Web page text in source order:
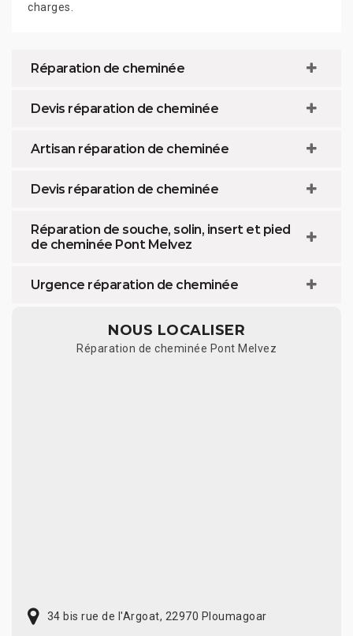
charges.
Réparation de cheminée
Devis réparation de cheminée
Artisan réparation de cheminée
Devis réparation de cheminée
Réparation de souche, solin, insert et pied
de cheminée Pont Melvez
Urgence réparation de cheminée
NOUS LOCALISER
Réparation de cheminée Pont Melvez
34 bis rue de l'Argoat, 22970 Ploumagoar